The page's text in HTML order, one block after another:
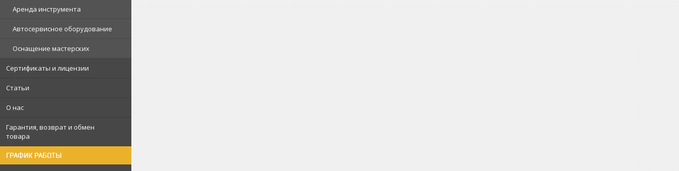
Аренда инструмента
Автосервисное оборудование
Оснащение мастерских
Сертификаты и лицензии
Статьи
О нас
Гарантия, возврат и обмен
товара
ГРАФИК РАБОТЫ